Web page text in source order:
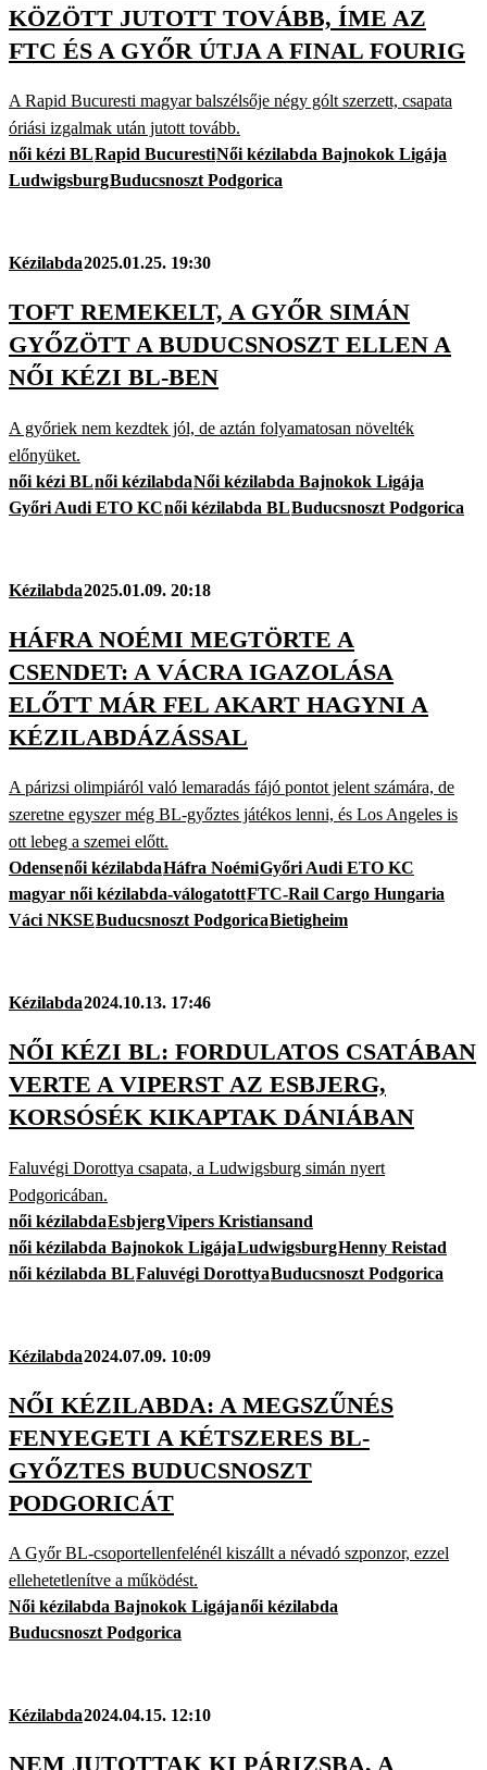
KÖZÖTT JUTOTT TOVÁBB, ÍME AZ
FTC ÉS A GYŐR ÚTJA A FINAL FOURIG
A Rapid Bucuresti magyar balszélsője négy gólt szerzett, csapata
óriási izgalmak után jutott tovább.
női kézi BLRapid BucurestiNői kézilabda Bajnokok Ligája
LudwigsburgBuducsnoszt Podgorica
Kézilabda2025.01.25. 19:30
TOFT REMEKELT, A GYŐR SIMÁN
GYŐZÖTT A BUDUCSNOSZT ELLEN A
NŐI KÉZI BL-BEN
A győriek nem kezdtek jól, de aztán folyamatosan növelték
előnyüket.
női kézi BLnői kézilabdaNői kézilabda Bajnokok Ligája
Győri Audi ETO KCnői kézilabda BLBuducsnoszt Podgorica
Kézilabda2025.01.09. 20:18
HÁFRA NOÉMI MEGTÖRTE A
CSENDET: A VÁCRA IGAZOLÁSA
ELŐTT MÁR FEL AKART HAGYNI A
KÉZILABDÁZÁSSAL
A párizsi olimpiáról való lemaradás fájó pontot jelent számára, de
szeretne egyszer még BL-győztes játékos lenni, és Los Angeles is
ott lebeg a szemei előtt.
Odensenői kézilabdaHáfra NoémiGyőri Audi ETO KC
magyar női kézilabda-válogatottFTC-Rail Cargo Hungaria
Váci NKSEBuducsnoszt PodgoricaBietigheim
Kézilabda2024.10.13. 17:46
NŐI KÉZI BL: FORDULATOS CSATÁBAN
VERTE A VIPERST AZ ESBJERG,
KORSÓSÉK KIKAPTAK DÁNIÁBAN
Faluvégi Dorottya csapata, a Ludwigsburg simán nyert
Podgoricában.
női kézilabdaEsbjergVipers Kristiansand
női kézilabda Bajnokok LigájaLudwigsburgHenny Reistad
női kézilabda BLFaluvégi DorottyaBuducsnoszt Podgorica
Kézilabda2024.07.09. 10:09
NŐI KÉZILABDA: A MEGSZŰNÉS
FENYEGETI A KÉTSZERES BL-
GYŐZTES BUDUCSNOSZT
PODGORICÁT
A Győr BL-csoportellenfelénél kiszállt a névadó szponzor, ezzel
ellehetetlenítve a működést.
Női kézilabda Bajnokok Ligájanői kézilabda
Buducsnoszt Podgorica
Kézilabda2024.04.15. 12:10
NEM JUTOTTAK KI PÁRIZSBA, A